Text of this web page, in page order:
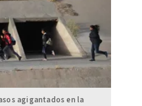
agigantados en la